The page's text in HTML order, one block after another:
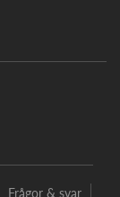
Frågor & svar